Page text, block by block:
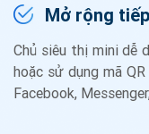
Mở rộng
Chủ siêu thị mini dễ
hoặc sử dụng mã
Facebook,